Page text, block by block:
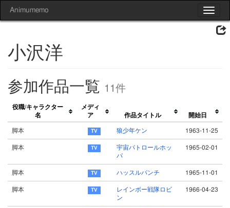
Toggle
Animumemo
小沢洋
参加作品一覧 11件
役職/キャラクター
名
メディ
ア
作品タイトル 開始日
脚本 狼少年ケン 1963-11-25
脚本
宇宙パトロールホッ
パ
1965-02-01
脚本 ハッスルパンチ 1965-11-01
脚本
レインボー戦隊ロビ
ン
1966-04-23